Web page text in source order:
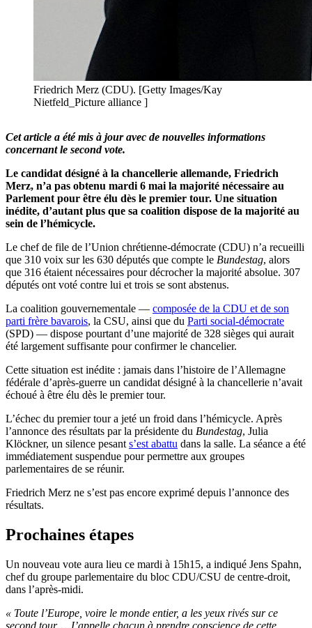
Friedrich Merz (CDU). [Getty Images/Kay
Nietfeld_Picture alliance ]
Cet article a été mis à jour avec de nouvelles informations
concernant le second vote.
Le candidat désigné à la chancellerie allemande, Friedrich
Merz, n’a pas obtenu mardi 6 mai la majorité nécessaire au
Parlement pour être élu dès le premier tour. Une situation
inédite, d’autant plus que sa coalition dispose de la majorité au
sein de l’hémicycle.
Le chef de file de l’Union chrétienne-démocrate (CDU) n’a recueilli
que 310 voix sur les 630 députés que compte le Bundestag, alors
que 316 étaient nécessaires pour décrocher la majorité absolue. 307
députés ont voté contre lui et trois se sont abstenus.
La coalition gouvernementale — composée de la CDU et de son
parti frère bavarois, la CSU, ainsi que du Parti social-démocrate
(SPD) — dispose pourtant d’une majorité de 328 sièges qui aurait
été largement suffisante pour confirmer le chancelier.
Cette situation est inédite : jamais dans l’histoire de l’Allemagne
fédérale d’après-guerre un candidat désigné à la chancellerie n’avait
échoué à être élu dès le premier tour.
L’échec du premier tour a jeté un froid dans l’hémicycle. Après
l’annonce des résultats par la présidente du Bundestag, Julia
Klöckner, un silence pesant s’est abattu dans la salle. La séance a été
immédiatement suspendue pour permettre aux groupes
parlementaires de se réunir.
Friedrich Merz ne s’est pas encore exprimé depuis l’annonce des
résultats.
Prochaines étapes
Un nouveau vote aura lieu ce mardi à 15h15, a indiqué Jens Spahn,
chef du groupe parlementaire du bloc CDU/CSU de centre-droit,
dans l’après-midi.
« Toute l’Europe, voire le monde entier, a les yeux rivés sur ce
second tour… J’appelle chacun à prendre conscience de cette